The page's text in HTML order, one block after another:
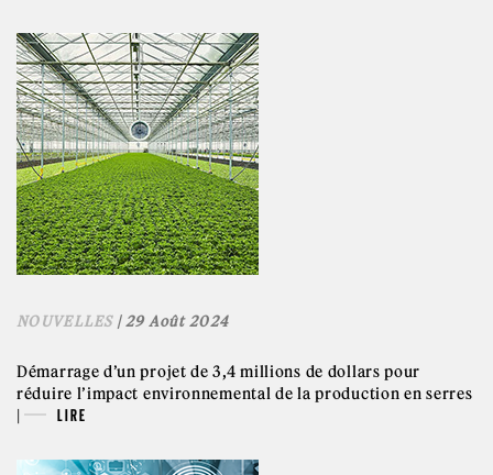
NOUVELLES| 29 Août 2024
Démarrage d’un projet de 3,4 millions de dollars pour
réduire l’impact environnemental de la production en serres
|
LIRE